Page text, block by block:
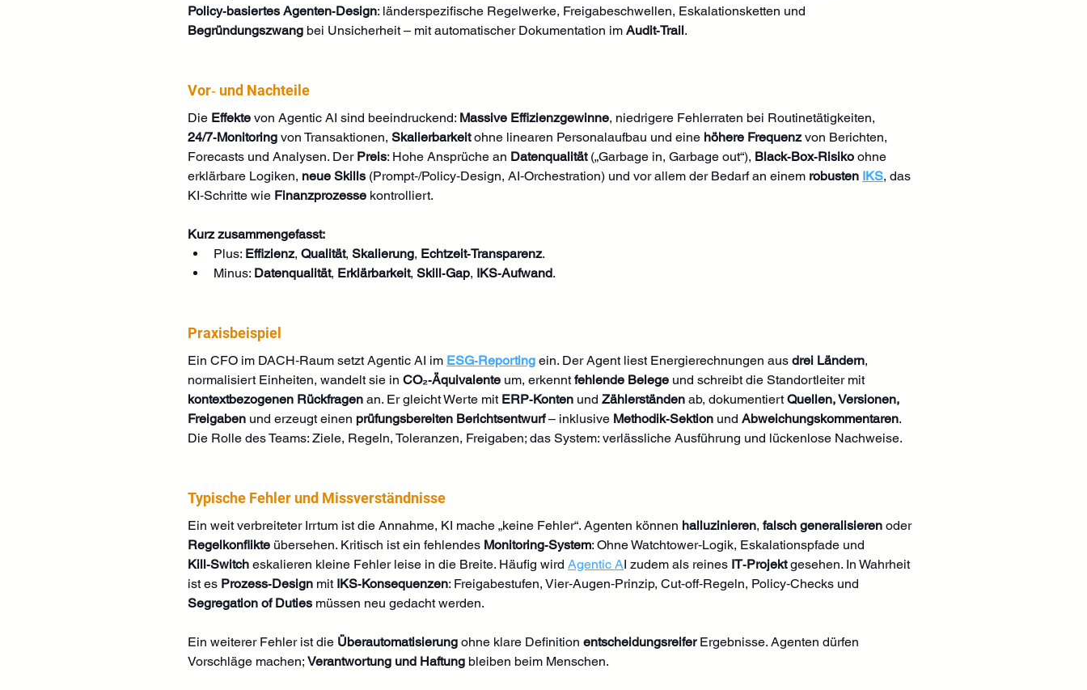
Policy‑basiertes Agenten‑Design: länderspezifische Regelwerke, Freigabeschwellen, Eskalationsketten und
Begründungszwang bei Unsicherheit – mit automatischer Dokumentation im Audit‑Trail.
Vor‑ und Nachteile
Die Effekte von Agentic AI sind beeindruckend: Massive Effizienzgewinne, niedrigere Fehlerraten bei Routinetätigkeiten,
24/7‑Monitoring von Transaktionen, Skalierbarkeit ohne linearen Personalaufbau und eine höhere Frequenz von Berichten,
Forecasts und Analysen. Der Preis: Hohe Ansprüche an Datenqualität („Garbage in, Garbage out“), Black‑Box‑Risiko ohne
erklärbare Logiken, neue Skills (Prompt‑/Policy‑Design, AI‑Orchestration) und vor allem der Bedarf an einem robusten IKS, das
KI‑Schritte wie Finanzprozesse kontrolliert.
Kurz zusammengefasst:
Plus: Effizienz, Qualität, Skalierung, Echtzeit‑Transparenz.
Minus: Datenqualität, Erklärbarkeit, Skill‑Gap, IKS‑Aufwand.
Praxisbeispiel
Ein CFO im DACH‑Raum setzt Agentic AI im ESG‑Reporting ein. Der Agent liest Energierechnungen aus drei Ländern,
normalisiert Einheiten, wandelt sie in CO₂‑Äquivalente um, erkennt fehlende Belege und schreibt die Standortleiter mit
kontextbezogenen Rückfragen an. Er gleicht Werte mit ERP‑Konten und Zählerständen ab, dokumentiert Quellen, Versionen,
Freigaben und erzeugt einen prüfungsbereiten Berichtsentwurf – inklusive Methodik‑Sektion und Abweichungskommentaren.
Die Rolle des Teams: Ziele, Regeln, Toleranzen, Freigaben; das System: verlässliche Ausführung und lückenlose Nachweise.
Typische Fehler und Missverständnisse
Ein weit verbreiteter Irrtum ist die Annahme, KI mache „keine Fehler“. Agenten können halluzinieren, falsch generalisieren oder
Regelkonflikte übersehen. Kritisch ist ein fehlendes Monitoring‑System: Ohne Watchtower‑Logik, Eskalationspfade und
Kill‑Switch eskalieren kleine Fehler leise in die Breite. Häufig wird Agentic AI zudem als reines IT‑Projekt gesehen. In Wahrheit
ist es Prozess‑Design mit IKS‑Konsequenzen: Freigabestufen, Vier‑Augen‑Prinzip, Cut‑off‑Regeln, Policy‑Checks und
Segregation of Duties müssen neu gedacht werden.
Ein weiterer Fehler ist die Überautomatisierung ohne klare Definition entscheidungsreifer Ergebnisse. Agenten dürfen
Vorschläge machen; Verantwortung und Haftung bleiben beim Menschen.